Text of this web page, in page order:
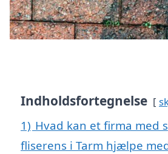
Indholdsfortegnelse
1) Hvad kan et firma med
fliserens i Tarm hjælpe